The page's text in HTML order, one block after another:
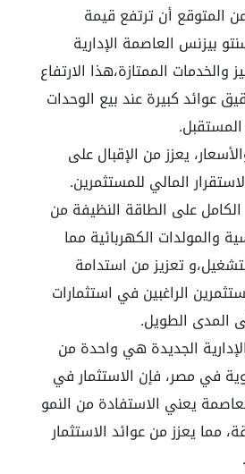
المتوقع أن ترتفع قيمة
بيزنس العاصمة الإدارية
الممتازة،هذا الارتفاع
عوائد كبيرة عند بيع الوحدات
يعزز من الإقبال على
المالي للمستثمرين.
على الطاقة النظيفة من
والمولدات الكهربائية مما
تعزيز من استدامة
الراغبين في استثمارات
المدى الطويل.
الجديدة هي واحدة من
في مصر، فإن الاستثمار في
يعني الاستفادة من النمو
مما يعزز من عوائد الاستثمار